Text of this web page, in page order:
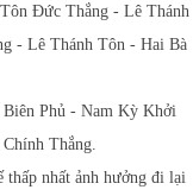
Đức Thắng - Lê Thánh
- Lê Thánh Tôn - Hai Bà
Phủ - Nam Kỳ Khởi
Thắng.
nhất ảnh hưởng đi lại